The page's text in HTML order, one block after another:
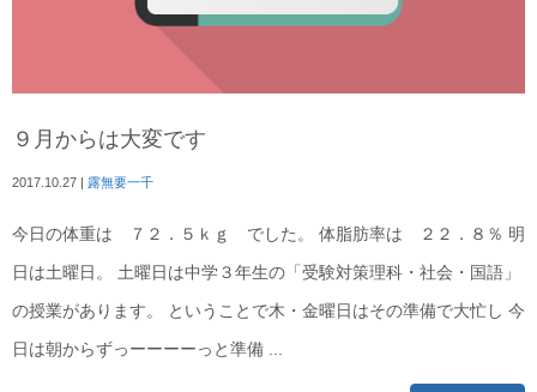
９月からは大変です
2017.10.27 | 露無要一千
今日の体重は ７２．５ｋｇ でした。 体脂肪率は ２２．８％ 明
日は土曜日。 土曜日は中学３年生の「受験対策理科・社会・国語」
の授業があります。 ということで木・金曜日はその準備で大忙し 今
日は朝からずっーーーーっと準備 ...